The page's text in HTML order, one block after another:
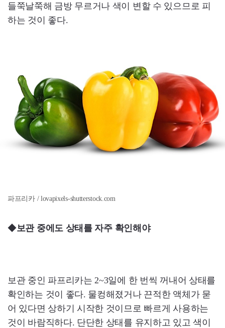
들쭉날쭉해 금방 무르거나 색이 변할 수 있으므로 피
하는 것이 좋다.
파프리카 / lovapixels-shutterstock.com
◆보관 중에도 상태를 자주 확인해야
보관 중인 파프리카는 2~3일에 한 번씩 꺼내어 상태를
확인하는 것이 좋다. 물컹해졌거나 끈적한 액체가 묻
어 있다면 상하기 시작한 것이므로 빠르게 사용하는
것이 바람직하다. 단단한 상태를 유지하고 있고 색이